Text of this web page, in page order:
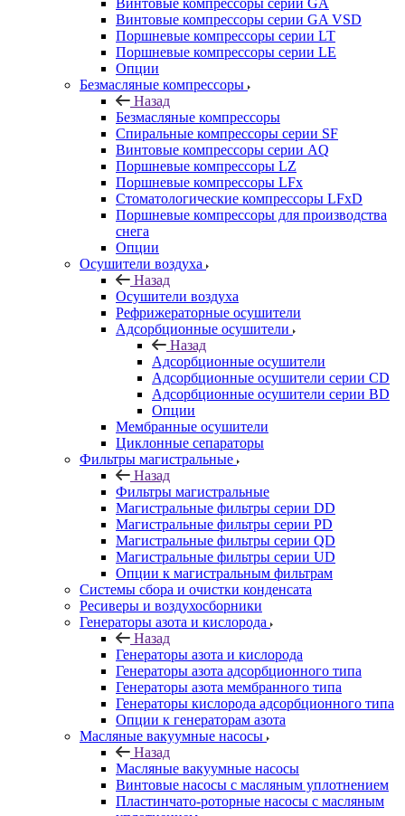
Винтовые компрессоры cерии GA
Винтовые компрессоры cерии GA VSD
Поршневые компрессоры серии LT
Поршневые компрессоры серии LE
Опции
Безмасляные компрессоры
Назад
Безмасляные компрессоры
Спиральные компрессоры серии SF
Винтовые компрессоры серии AQ
Поршневые компрессоры LZ
Поршневые компрессоры LFx
Стоматологические компрессоры LFxD
Поршневые компрессоры для производства
снега
Опции
Осушители воздуха
Назад
Осушители воздуха
Рефрижераторные осушители
Адсорбционные осушители
Назад
Адсорбционные осушители
Адсорбционные осушители серии CD
Адсорбционные осушители серии BD
Опции
Мембранные осушители
Циклонные сепараторы
Фильтры магистральные
Назад
Фильтры магистральные
Магистральные фильтры серии DD
Магистральные фильтры серии PD
Магистральные фильтры серии QD
Магистральные фильтры серии UD
Опции к магистральным фильтрам
Системы сбора и очистки конденсата
Ресиверы и воздухосборники
Генераторы азота и кислорода
Назад
Генераторы азота и кислорода
Генераторы азота адсорбционного типа
Генераторы азота мембранного типа
Генераторы кислорода адсорбционного типа
Опции к генераторам азота
Масляные вакуумные насосы
Назад
Масляные вакуумные насосы
Винтовые насосы с масляным уплотнением
Пластинчато-роторные насосы с масляным